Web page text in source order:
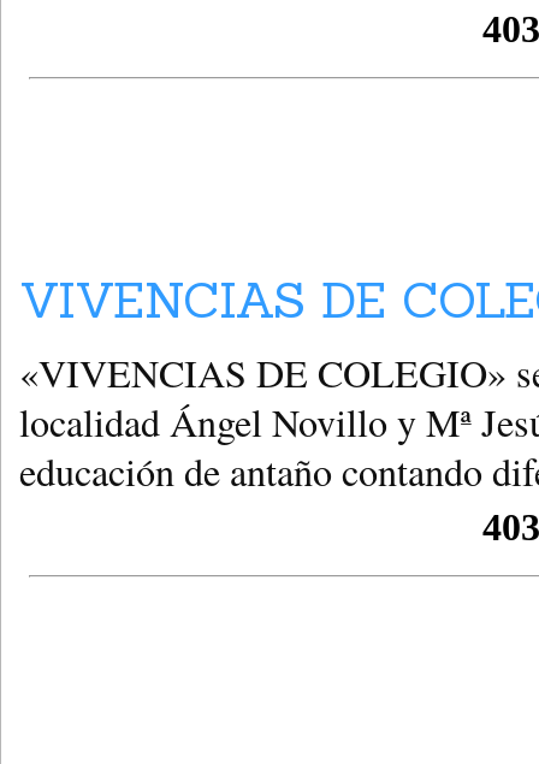
VIVENCIAS DE
«VIVENCIAS DE COLEGIO»
localidad Ángel Novillo y Mª
educación de antaño contando